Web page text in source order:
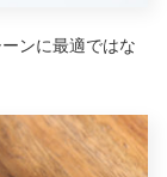
ンに最適ではな